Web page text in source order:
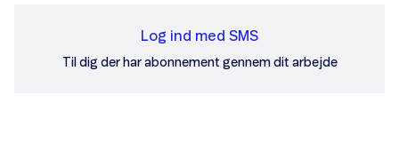
Log ind med SMS
Til dig der har abonnement gennem dit arbejde